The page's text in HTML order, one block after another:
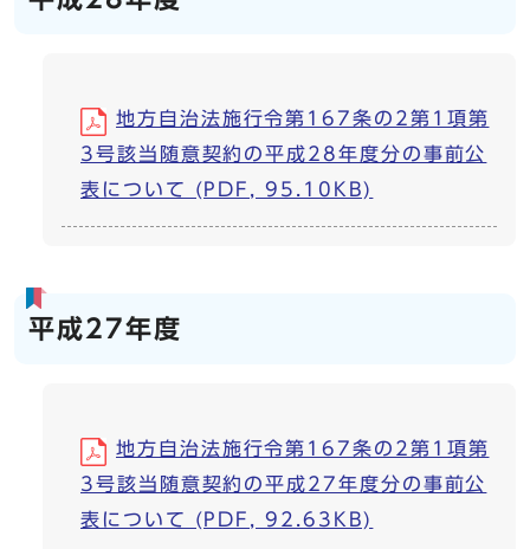
地方自治法施行令第167条の2第1項第
3号該当随意契約の平成28年度分の事前公
表について (PDF, 95.10KB)
平成27年度
地方自治法施行令第167条の2第1項第
3号該当随意契約の平成27年度分の事前公
表について (PDF, 92.63KB)